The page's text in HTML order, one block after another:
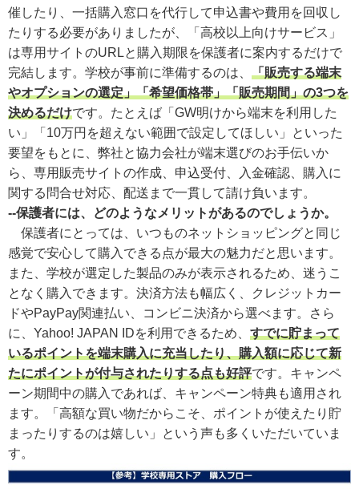
催したり、一括購入窓口を代行して申込書や費用を回収し
たりする必要がありましたが、「高校以上向けサービス」
は専用サイトのURLと購入期限を保護者に案内するだけで
完結します。学校が事前に準備するのは、 「販売する端末
やオプションの選定」「希望価格帯」「販売期間」の3つを
決めるだけです。たとえば「GW明けから端末を利用した
い」「10万円を超えない範囲で設定してほしい」といった
要望をもとに、弊社と協力会社が端末選びのお手伝いか
ら、専用販売サイトの作成、申込受付、入金確認、購入に
関する問合せ対応、配送まで一貫して請け負います。
--保護者には、どのようなメリットがあるのでしょうか。
保護者にとっては、いつものネットショッピングと同じ
感覚で安心して購入できる点が最大の魅力だと思います。
また、学校が選定した製品のみが表示されるため、迷うこ
となく購入できます。決済方法も幅広く、クレジットカー
ドやPayPay関連払い、コンビニ決済から選べます。さら
に、Yahoo! JAPAN IDを利用できるため、 すでに貯まって
いるポイントを端末購入に充当したり、購入額に応じて新
たにポイントが付与されたりする点も好評です。キャンペ
ーン期間中の購入であれば、キャンペーン特典も適用され
ます。「高額な買い物だからこそ、ポイントが使えたり貯
まったりするのは嬉しい」という声も多くいただいていま
す。